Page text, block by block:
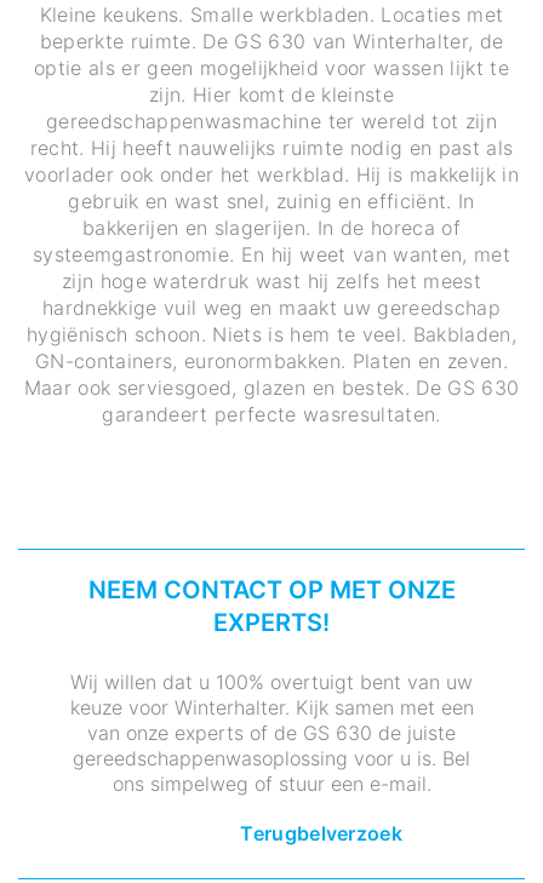
Kleine keukens. Smalle werkbladen. Locaties met
beperkte ruimte. De GS 630 van Winterhalter, de
optie als er geen mogelijkheid voor wassen lijkt te
zijn. Hier komt de kleinste
gereedschappenwasmachine ter wereld tot zijn
recht. Hij heeft nauwelijks ruimte nodig en past als
voorlader ook onder het werkblad. Hij is makkelijk in
gebruik en wast snel, zuinig en efficiënt. In
bakkerijen en slagerijen. In de horeca of
systeemgastronomie. En hij weet van wanten, met
zijn hoge waterdruk wast hij zelfs het meest
hardnekkige vuil weg en maakt uw gereedschap
hygiënisch schoon. Niets is hem te veel. Bakbladen,
GN-containers, euronormbakken. Platen en zeven.
Maar ook serviesgoed, glazen en bestek. De GS 630
garandeert perfecte wasresultaten.
NEEM CONTACT OP MET ONZE
EXPERTS!
Wij willen dat u 100% overtuigt bent van uw
keuze voor Winterhalter. Kijk samen met een
van onze experts of de GS 630 de juiste
gereedschappenwasoplossing voor u is. Bel
ons simpelweg of stuur een e-mail.
Terugbelverzoek